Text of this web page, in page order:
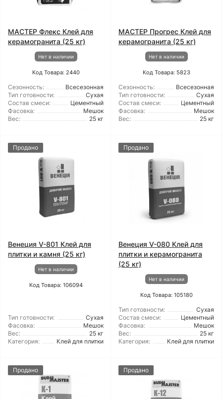
МАСТЕР Флекс Клей для
керамогранита (25 кг)
Нет в наличии
Код Товара: 2440
Сезонность:
Всесезонная
Тип готовности:
Сухая
Состав смеси:
Цементный
Фасовка:
Мешок
Вес:
25 кг
МАСТЕР Прогрес Клей для
керамогранита (25 кг)
Нет в наличии
Код Товара: 5823
Сезонность:
Всесезонная
Тип готовности:
Сухая
Состав смеси:
Цементный
Фасовка:
Мешок
Вес:
25 кг
Продано
Венеция V-801 Клей для
плитки и камня (25 кг)
Нет в наличии
Код Товара: 106094
Тип готовности:
Сухая
Фасовка:
Мешок
Вес:
25 кг
Категория:
Клей для плитки
Продано
Венеция V-080 Клей для
плитки и керамогранита
(25 кг)
Нет в наличии
Код Товара: 105180
Тип готовности:
Сухая
Состав смеси:
Цементный
Фасовка:
Мешок
Вес:
25 кг
Категория:
Клей для плитки
Продано Продано